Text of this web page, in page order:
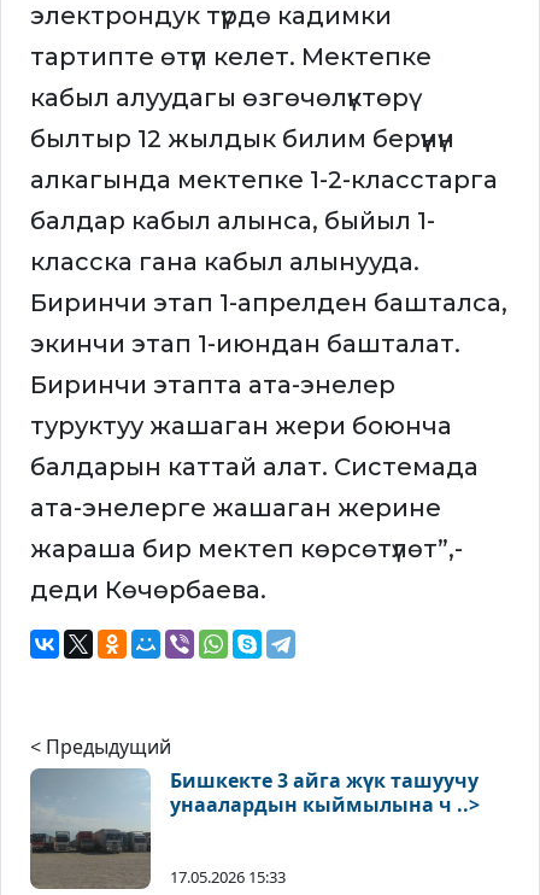
электрондук түрдө кадимки
тартипте өтүп келет. Мектепке
кабыл алуудагы өзгөчөлүктөрү
былтыр 12 жылдык билим берүүнүн
алкагында мектепке 1-2-класстарга
балдар кабыл алынса, быйыл 1-
класска гана кабыл алынууда.
Биринчи этап 1-апрелден башталса,
экинчи этап 1-июндан башталат.
Биринчи этапта ата-энелер
туруктуу жашаган жери боюнча
балдарын каттай алат. Системада
ата-энелерге жашаган жерине
жараша бир мектеп көрсөтүлөт”,-
деди Көчөрбаева.
< Предыдущий
Бишкекте 3 айга жүк ташуучу
унаалардын кыймылына ч ..>
17.05.2026 15:33